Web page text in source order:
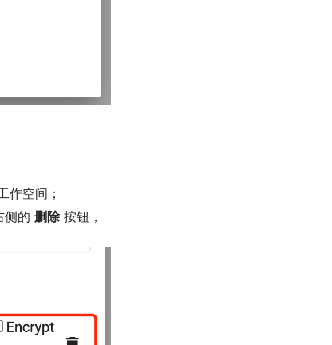
作空间；
侧的 删除按钮，